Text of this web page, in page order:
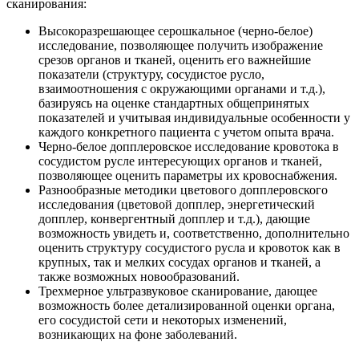
сканирования:
Высокоразрешающее серошкальное (черно-белое)
исследование, позволяющее получить изображение
срезов органов и тканей, оценить его важнейшие
показатели (структуру, сосудистое русло,
взаимоотношения с окружающими органами и т.д.),
базируясь на оценке стандартных общепринятых
показателей и учитывая индивидуальные особенности у
каждого конкретного пациента с учетом опыта врача.
Черно-белое допплеровское исследование кровотока в
сосудистом русле интересующих органов и тканей,
позволяющее оценить параметры их кровоснабжения.
Разнообразные методики цветового допплеровского
исследования (цветовой допплер, энергетический
допплер, конвергентный допплер и т.д.), дающие
возможность увидеть и, соответственно, дополнительно
оценить структуру сосудистого русла и кровоток как в
крупных, так и мелких сосудах органов и тканей, а
также возможных новообразований.
Трехмерное ультразвуковое сканирование, дающее
возможность более детализированной оценки органа,
его сосудистой сети и некоторых изменений,
возникающих на фоне заболеваний.